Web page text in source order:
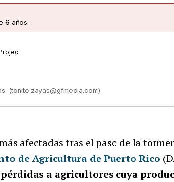
6 años.
(tonito.zayas@gfmedia.com)
afectadas tras el paso de la
de Agricultura de Puerto Rico
a agricultores cuya